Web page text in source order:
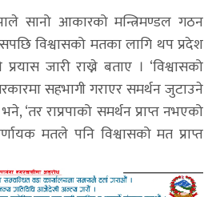
सानो आकारको मन्त्रिमण्डल गठन
विश्वासको मतका लागि थप प्रदेश
जारी राख्ने बताए । ‘विश्वासको
सहभागी गराएर समर्थन जुटाउने
‘तर राप्रपाको समर्थन प्राप्त नभएको
मतले पनि विश्वासको मत प्राप्त